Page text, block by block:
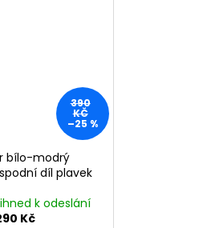
390
KČ
–25 %
bílo-modrý
díl plavek
k odeslání
Kč